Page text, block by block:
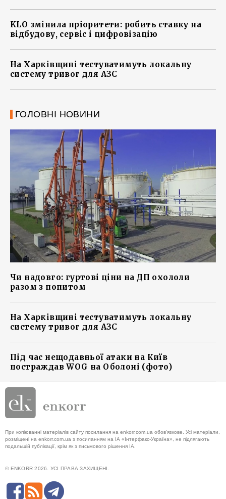
KLO змінила пріоритети: робить ставку на
відбудову, сервіс і цифровізацію
На Харківщині тестуватимуть локальну
систему тривог для АЗС
ГОЛОВНІ НОВИНИ
Чи надовго: гуртові ціни на ДП охололи
разом з попитом
На Харківщині тестуватимуть локальну
систему тривог для АЗС
Під час нещодавньої атаки на Київ
постраждав WOG на Оболоні (фото)
При копіюванні матеріалів сайту посилання на enkorr.com.ua обов'язкове. Усі матеріали,
розміщені на enkorr.com.ua з посиланням на ІА «Інтерфакс-Україна», не підлягають
подальшій публікації, крім як з письмового рішення ІА.
© ENKORR 2026. УСІ ПРАВА ЗАХИЩЕНІ.